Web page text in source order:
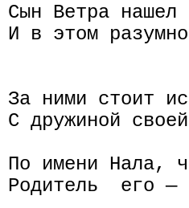
Сын Ветра нашел
И в этом
За ними стоит
С дружиной
По имени Нала,
Родитель  его —